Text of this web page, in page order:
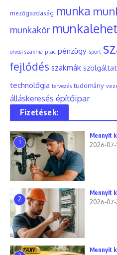
mezőgazdaság munka
munkakör
orvosi szakma piac pénzügy sport
fejlődés szakmák
technológia tervezés tudomány
álláskeresés építőipar
Fizetések:
1
Mennyit
2026-07-
2
Mennyit
2026-07-
Mennyit